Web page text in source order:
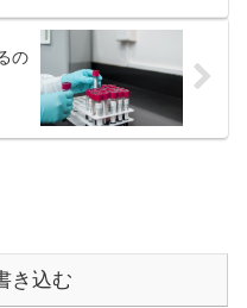
の
き込む